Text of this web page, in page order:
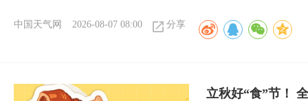
中国天气网 2026-08-07 08:00 分享
立秋好“食”节！